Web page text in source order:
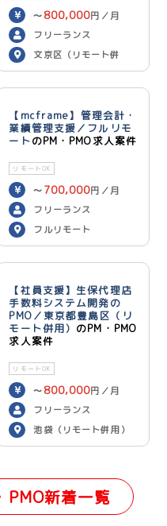
〜 800,000円／月
フリーランス
文京区（リモート併
用）
【mcframe】管理会計・
業績管理支援／フルリモ
ートのPM・PMO求人案件
リモートOK
〜 700,000円／月
フリーランス
フルリモート
【社員支援】生保代理店
手数料システム開発の
PMO／東京都豊島区（リ
モート併用） のPM・PMO
求人案件
リモートOK
〜 800,000円／月
フリーランス
池袋（リモート併用）
PMO新着一覧